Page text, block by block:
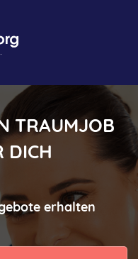
TRAUMJOB
DICH
erhalten